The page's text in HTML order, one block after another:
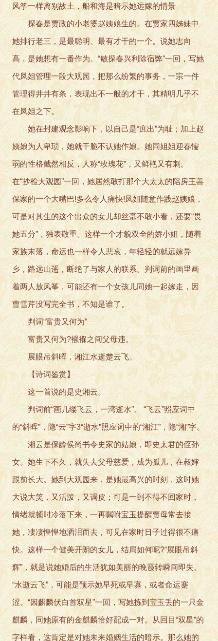
风筝一样离别故土，船和海是暗示她远嫁的情景
探春是贾政的小老婆赵姨娘生的。在贾家四姊妹中
她排行老三，是最聪明、最有才干的一个。说她志向
高，是她想有一番作为。“敏探春兴利除宿弊”一回，写她
代凤姐管理一段大观园，把那么纷繁的事务，一宗一件
管理得井井有条，表现出不一般的才干，其精明几乎不
在凤姐之下。
她在封建观念影响下，以自己是“庶出”为耻；加上赵
姨娘为人卑琐，她就干脆不认她作娘。她同姐姐迎春懦
弱的性格截然相反，人称“玫瑰花”，又鲜艳又有刺。
在“抄检大观园”一回，她居然敢打那个大太太的陪房王善
保家的一个大嘴巴!多么令人痛快!凤姐随意作践赵姨娘，
可是对其生的这个出众的女儿却丝毫不敢小看，还要“畏
她五分”，独表敬重。这样一个才貌双全的娇小姐，随着
家族末落，命运也一样令人悲哀，年轻轻的就远嫁异
乡，路远山遥，断绝了与家人的联系。判词前的画里画
着两人放风筝，可能还有一个女孩儿同她一起嫁走，因
曹雪芹没写完全书，不知是谁了。
判词“富贵又何为”
富贵又何为?襁褓之间父母违。
展眼吊斜晖，湘江水逝楚云飞。
【诗词鉴赏】
这一首说的是史湘云。
判词前“画几缕飞云，一湾逝水”。 “飞云”照应词中
的“斜晖”，隐“云”字3“逝水”照应词中的“湘江”，隐“湘”字。
湘云是保龄侯尚书令史家的姑娘，即史太君的侄孙
女。她生下不久，就失去父母慈爱，成为孤儿，在叔婶
跟前长大。她到大观园来，是她最高兴的时刻，这时她
大说大笑，又活泼，又调皮；可是一到不得不回家时，
情绪就顿时冷落下来，一再嘱咐宝玉提醒贾母常去接
她，凄凄惶惶地洒泪而去，可见在家时日子过得很不痛
快。这样一个健美开朗的女儿，结局如何呢?“展眼吊斜
辉”，就是说她婚后的生活犹如美丽的晚霞转瞬间即失。
“水逝云飞”，可能是预示她早死或早寡，或者命运蹇
涩。“因麒麟伏白首双星”一回，写她拣到宝玉丢的一只金
麒麟，同她原有的金麒麟恰好配成一对。从回目“双星”的
字样看，这肯定是对她未来婚姻生活的暗示。那么她的